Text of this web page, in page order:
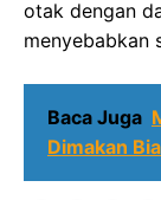
otak dengan
menyebabkan
Baca Juga
Dimakan